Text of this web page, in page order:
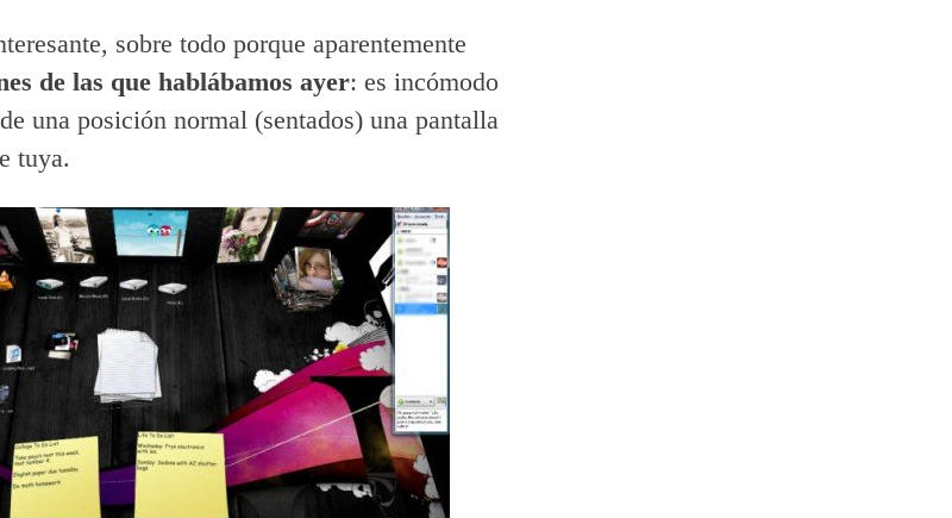
sobre todo porque aparentemente
de las que hablábamos ayer: es incómodo
una posición normal (sentados) una pantalla
tuya.